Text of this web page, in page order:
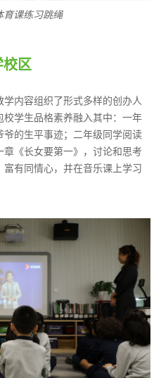
育课练习跳绳
校区
内容组织了形式多样的创办人
校学生品格素养融入其中：一年
的生平事迹；二年级同学阅读
《长女要第一》，讨论和思考
有同情心，并在音乐课上学习